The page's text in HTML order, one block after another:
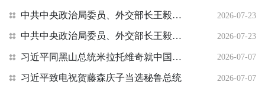
中共中央政治局委员、外交部长王毅会见美国务卿鲁比奥：就近期美方一系列消极言行阐明中方严正立场，要求美方尊重中国的核心利益 2026-07-23
中共中央政治局委员、外交部长王毅会见英国外交大臣：希望英方为在英中国企业提供公平、公正、非歧视的营商环境，避免将经贸问题泛安全化 2026-07-23
习近平同黑山总统米拉托维奇就中国同黑山建交20周年互致贺电 2026-07-07
习近平致电祝贺藤森庆子当选秘鲁总统 2026-07-07